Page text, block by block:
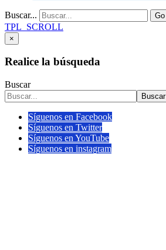
Buscar... Go
TPL_SCROLL
×
Realice la búsqueda
Buscar
Buscar
Síguenos en Facebook
Síguenos en Twitter
Síguenos en YouTube
Síguenos en instagram